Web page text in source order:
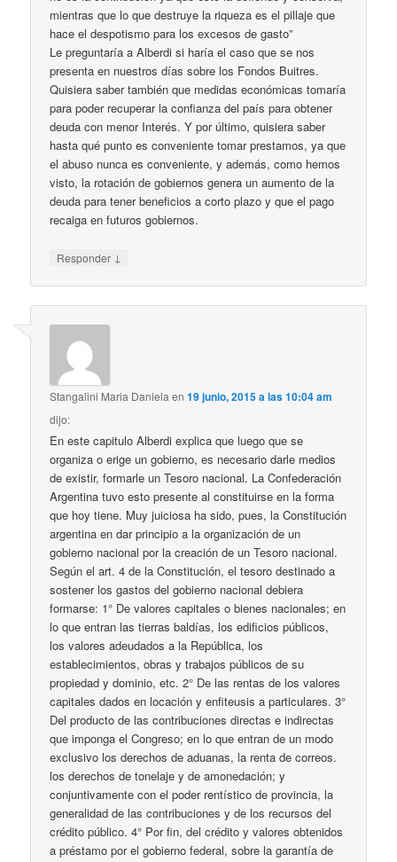
mientras que lo que destruye la riqueza es el pillaje que
hace el despotismo para los excesos de gasto”
Le preguntaría a Alberdi si haría el caso que se nos
presenta en nuestros días sobre los Fondos Buitres.
Quisiera saber también que medidas económicas tomaría
para poder recuperar la confianza del país para obtener
deuda con menor Interés. Y por último, quisiera saber
hasta qué punto es conveniente tomar prestamos, ya que
el abuso nunca es conveniente, y además, como hemos
visto, la rotación de gobiernos genera un aumento de la
deuda para tener beneficios a corto plazo y que el pago
recaiga en futuros gobiernos.
Responder ↓
Stangalini Maria Daniela en19 junio, 2015 a las 10:04 am
dijo:
En este capitulo Alberdi explica que luego que se
organiza o erige un gobierno, es necesario darle medios
de existir, formarle un Tesoro nacional. La Confederación
Argentina tuvo esto presente al constituirse en la forma
que hoy tiene. Muy juiciosa ha sido, pues, la Constitución
argentina en dar principio a la organización de un
gobierno nacional por la creación de un Tesoro nacional.
Según el art. 4 de la Constitución, el tesoro destinado a
sostener los gastos del gobierno nacional debiera
formarse: 1° De valores capitales o bienes nacionales; en
lo que entran las tierras baldías, los edificios públicos,
los valores adeudados a la República, los
establecimientos, obras y trabajos públicos de su
propiedad y dominio, etc. 2° De las rentas de los valores
capitales dados en locación y enfiteusis a particulares. 3°
Del producto de las contribuciones directas e indirectas
que imponga el Congreso; en lo que entran de un modo
exclusivo los derechos de aduanas, la renta de correos.
los derechos de tonelaje y de amonedación; y
conjuntivamente con el poder rentístico de provincia, la
generalidad de las contribuciones y de los recursos del
crédito público. 4° Por fin, del crédito y valores obtenidos
a préstamo por el gobierno federal, sobre la garantía de